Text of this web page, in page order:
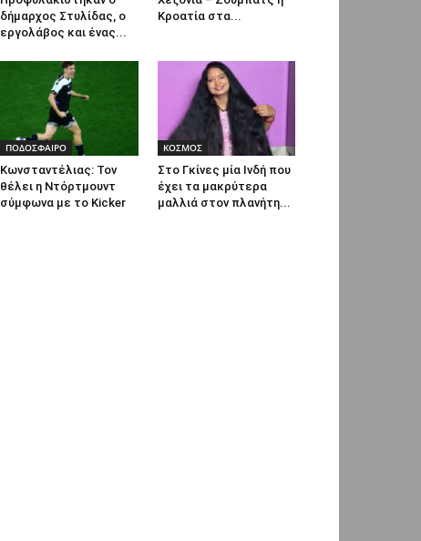
δήμαρχος Στυλίδας, ο
εργολάβος και ένας...
Κροατία στα...
ΠΟΔΟΣΦΑΙΡΟ
Κωνσταντέλιας: Τον
θέλει η Ντόρτμουντ
σύμφωνα με το Kicker
ΚΟΣΜΟΣ
Στο Γκίνες μία Ινδή που
έχει τα μακρύτερα
μαλλιά στον πλανήτη...